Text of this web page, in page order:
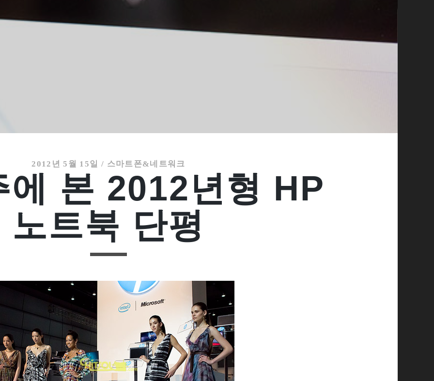
2012년 5월 15일 / 스마트폰&네트워크
에 본 2012년형 HP
노트북 단평